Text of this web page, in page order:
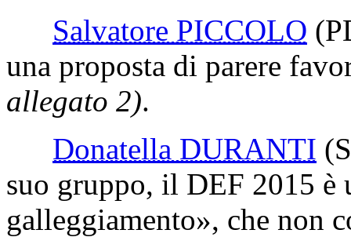
Salvatore PICCOLO
una proposta di parere
allegato 2).
Donatella DURANTI
suo gruppo, il DEF 2015 è
galleggiamento», che non